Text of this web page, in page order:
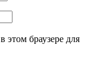
этом браузере для